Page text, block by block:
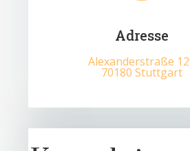
Adresse
Alexanderstraße
70180 Stuttgart